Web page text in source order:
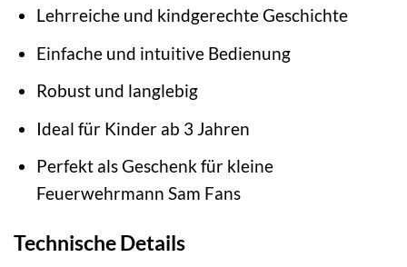
Lehrreiche und kindgerechte Geschichte
Einfache und intuitive Bedienung
Robust und langlebig
Ideal für Kinder ab 3 Jahren
Perfekt als Geschenk für kleine
Feuerwehrmann Sam Fans
Technische Details